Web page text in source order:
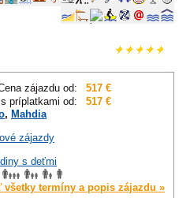
zájazdu od:
517 €
príplatkami od:
517 €
, Mahdia
zájazdy
s deťmi
všetky termíny a popis zájazdu »